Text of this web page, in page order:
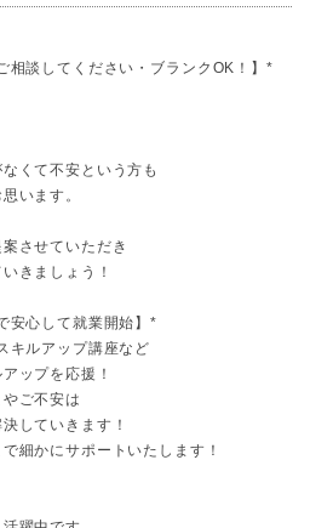
相談してください・ブランクOK！】*
くて不安という方も
います。
させていただき
きましょう！
安心して就業開始】*
キルアップ講座など
ップを応援！
ご不安は
していきます！
細かにサポートいたします！